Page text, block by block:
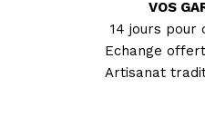
VOS
14 jours pour
Echange
Artisanat